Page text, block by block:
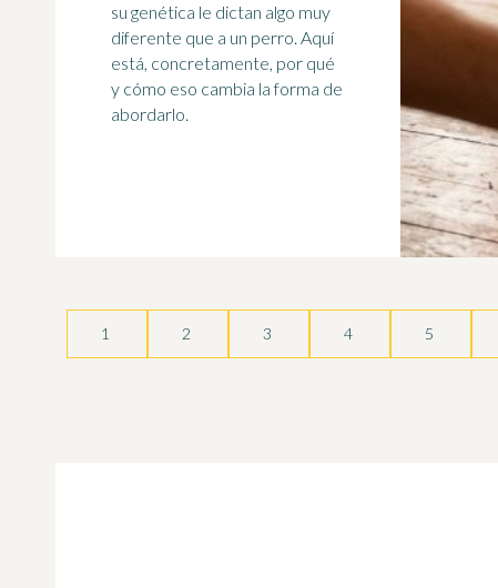
su genética le dictan algo muy
diferente que a un perro. Aquí
está, concretamente, por qué
y cómo eso cambia la forma de
abordarlo.
1 2 3 4 5